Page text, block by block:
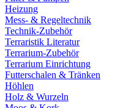
Heizung
Mess- & Regeltechnik
Technik-Zubehör
Terraristik Literatur
Terrarium-Zubehör
Terrarium Einrichtung
Futterschalen & Tränken
Höhlen
Holz & Wurzeln